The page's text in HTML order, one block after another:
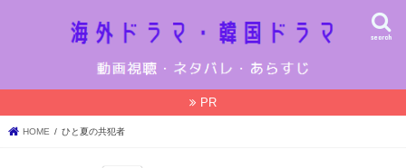
search
PR
HOME ひと夏の共犯者